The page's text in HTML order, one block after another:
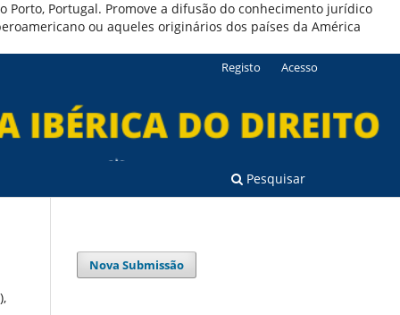
Porto, Portugal. Promove a difusão do conhecimento jurídico
ou aqueles originários dos países da América
Pesquisar
Registo Acesso
Nova Submissão